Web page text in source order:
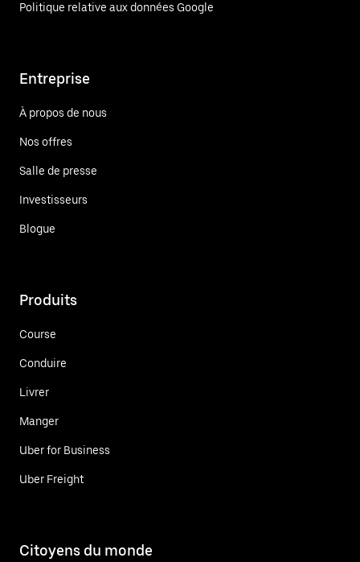
Politique relative aux données Google
Entreprise
À propos de nous
Nos offres
Salle de presse
Investisseurs
Blogue
Produits
Course
Conduire
Livrer
Manger
Uber for Business
Uber Freight
Citoyens du monde